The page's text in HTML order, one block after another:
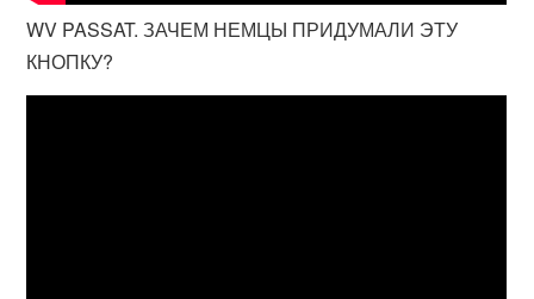
WV PASSAT. ЗАЧЕМ НЕМЦЫ ПРИДУМАЛИ ЭТУ
КНОПКУ?